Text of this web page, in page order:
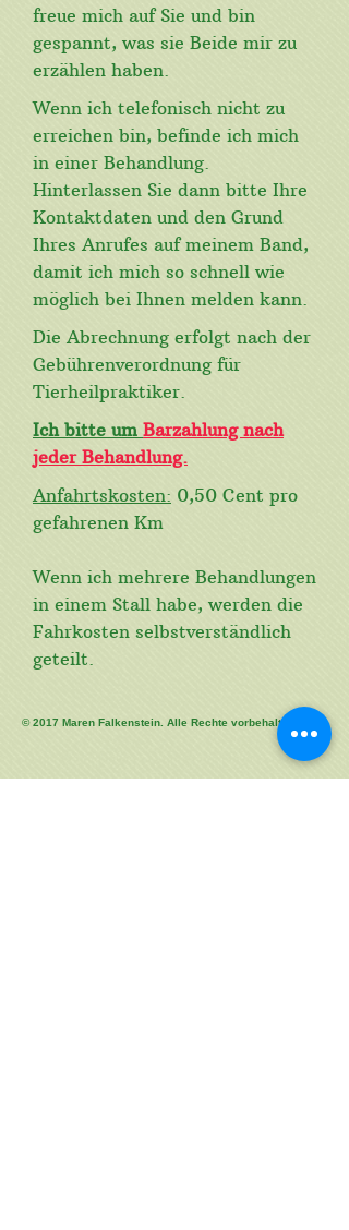
freue mich auf Sie und bin
gespannt, was sie Beide mir zu
erzählen haben.
Wenn ich telefonisch nicht zu
erreichen bin, befinde ich mich
in einer Behandlung.
Hinterlassen Sie dann bitte Ihre
Kontaktdaten und den Grund
Ihres Anrufes auf meinem Band,
damit ich mich so schnell wie
möglich bei Ihnen melden kann.
Die Abrechnung erfolgt nach der
Gebührenverordnung für
Tierheilpraktiker.
Ich bitte um Barzahlung nach
jeder Behandlung.
Anfahrtskosten: 0,50 Cent pro
gefahrenen Km
Wenn ich mehrere Behandlungen
in einem Stall habe, werden die
Fahrkosten selbstverständlich
geteilt.
© 2017 Maren Falkenstein. Alle Rechte vorbehalten.